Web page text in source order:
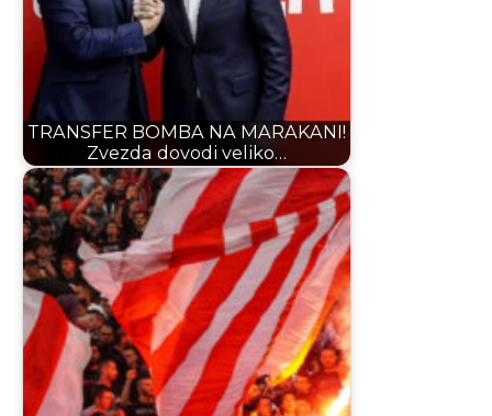
TRANSFER BOMBA NA MARAKANI!
Zvezda dovodi veliko…